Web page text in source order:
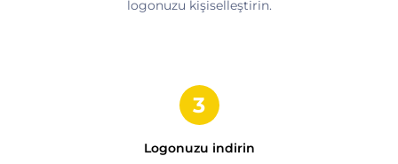
logonuzu kişiselleştirin.
Logonuzu indirin